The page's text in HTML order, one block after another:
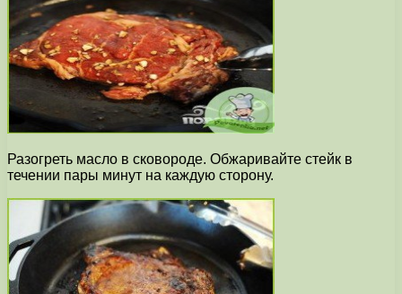
Разогреть масло в сковороде. Обжаривайте стейк в
течении пары минут на каждую сторону.